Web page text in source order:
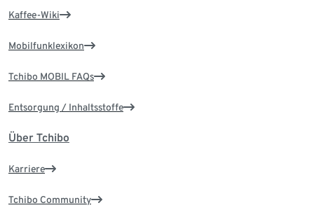
Kaffee-Wiki
Mobilfunklexikon
Tchibo MOBIL FAQs
Entsorgung / Inhaltsstoffe
Über Tchibo
Karriere
Tchibo Community